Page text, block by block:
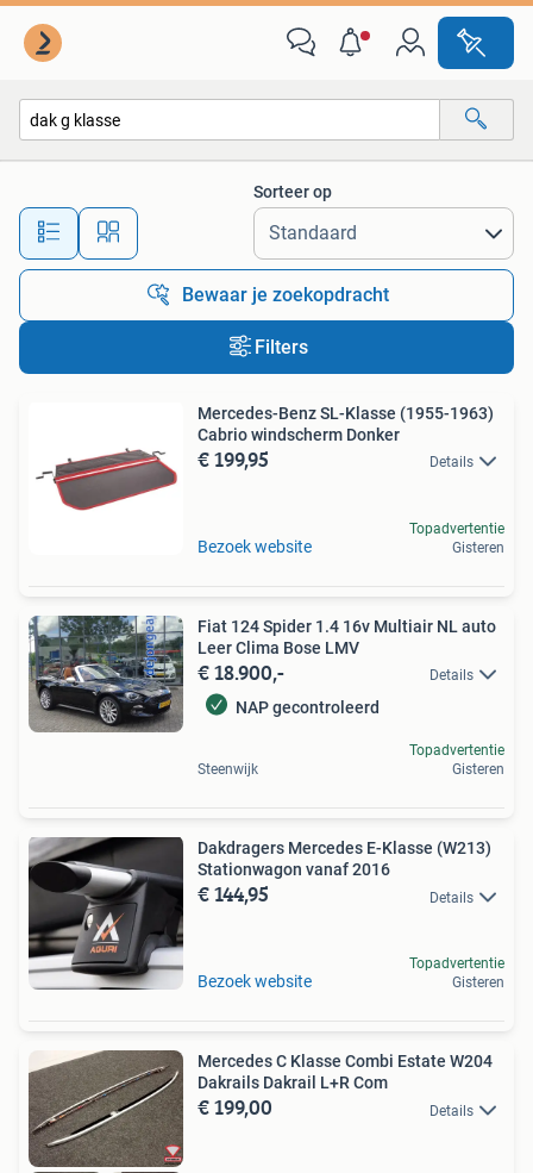
Alle afstanden…
Sorteer op
Bewaar je zoekopdracht
Filters
Mercedes-Benz SL-Klasse (1955-1963)
Cabrio windscherm Donker
€ 199,95 Details
Bezoek website
Topadvertentie
Gisteren
Fiat 124 Spider 1.4 16v Multiair NL auto
Leer Clima Bose LMV
€ 18.900,- Details
NAP gecontroleerd
Steenwijk
Topadvertentie
Gisteren
Dakdragers Mercedes E-Klasse (W213)
Stationwagon vanaf 2016
€ 144,95 Details
Bezoek website
Topadvertentie
Gisteren
Mercedes C Klasse Combi Estate W204
Dakrails Dakrail L+R Com
€ 199,00 Details